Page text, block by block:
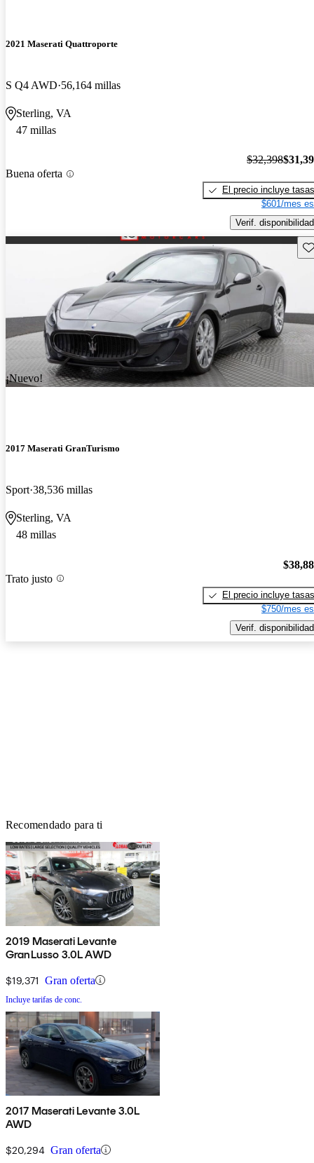
2021 Maserati Quattroporte
S Q4 AWD 56,164 millas
Sterling, VA
47 millas
Buena oferta
$32,398
El precio incluye tasas
$601/mes
Verif. disponibilidad
¡Nuevo!
2017 Maserati GranTurismo
Sport 38,536 millas
Sterling, VA
48 millas
Trato justo
El precio incluye tasas
$750/mes
Verif. disponibilidad
Recomendado para ti
2019 Maserati Levante
GranLusso 3.0L AWD
$19,371 Gran oferta
Incluye tarifas de conc.
2017 Maserati Levante 3.0L
AWD
$20,294 Gran oferta